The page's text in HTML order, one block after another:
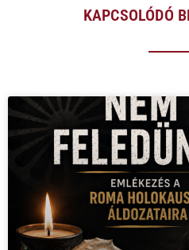
KAPCSOLÓDÓ